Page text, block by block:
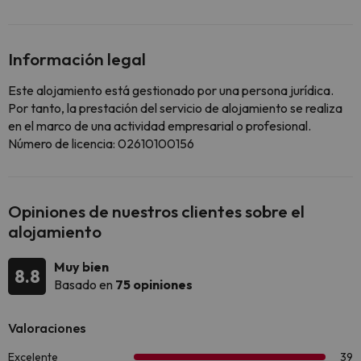
Información legal
Este alojamiento está gestionado por una persona jurídica.
Por tanto, la prestación del servicio de alojamiento se realiza
en el marco de una actividad empresarial o profesional.
Número de licencia: 02610100156
Opiniones de nuestros clientes sobre el
alojamiento
8.8
Muy bien
Basado en 75 opiniones